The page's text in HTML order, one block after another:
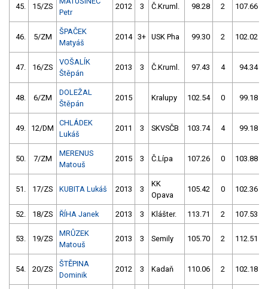
45. 15/ZS
Petr
2012 3 Č.Kruml. 98.28 2 107.66
46. 5/ZM
ŠPAČEK
Matyáš
2014 3+ USK Pha 99.30 2 102.02
47. 16/ZS
VOŠALÍK
Štěpán
2013 3 Č.Kruml. 97.43 4 94.34
48. 6/ZM
DOLEŽAL
Štěpán
2015 Kralupy 102.54 0 99.18
49. 12/DM
CHLÁDEK
Lukáš
2011 3 SKVSČB 103.74 4 99.18
50. 7/ZM
MERENUS
Matouš
2015 3 Č.Lípa 107.26 0 103.88
51. 17/ZS KUBITA Lukáš 2013 3
KK
Opava
105.42 0 102.36
52. 18/ZS ŘÍHA Janek 2013 3 Klášter. 113.71 2 107.53
53. 19/ZS
MRŮZEK
Matouš
2013 3 Semily 105.70 2 112.51
54. 20/ZS
ŠTĚPINA
Dominik
2012 3 Kadaň 110.06 2 102.18